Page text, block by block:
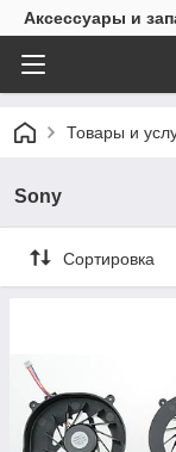
Аксессуары и
Товары и
Sony
Сортировка